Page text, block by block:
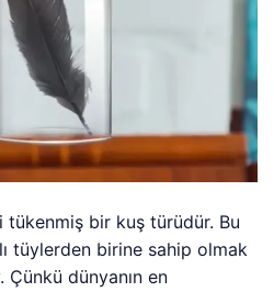
tükenmiş bir kuş türüdür. Bu
tüylerden birine sahip olmak
dünyanın en